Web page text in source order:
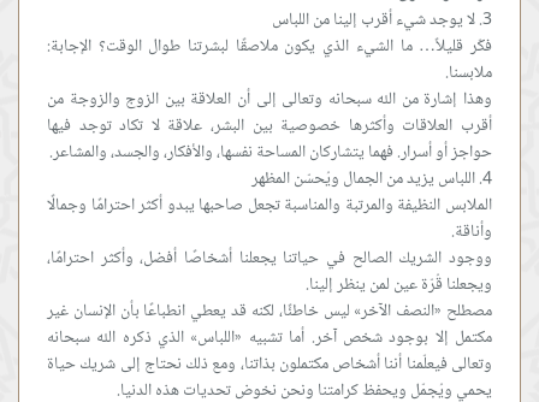
فكّر قليلاً… ما الشيء الذي يكون ملاصقًا لبشرتنا طوال الوقت؟ الإجابة:
وهذا إشارة من الله سبحانه وتعالى إلى أن العلاقة بين الزوج والزوجة من
أقرب العلاقات وأكثرها خصوصية بين البشر، علاقة لا تكاد توجد فيها
الملابس النظيفة والمرتبة والمناسبة تجعل صاحبها يبدو أكثر احترامًا وجمالًا
ووجود الشريك الصالح في حياتنا يجعلنا أشخاصًا أفضل، وأكثر احترامًا،
مصطلح «النصف الآخر» ليس خاطئًا، لكنه قد يعطي انطباعًا بأن الإنسان غير
مكتمل إلا بوجود شخص آخر. أما تشبيه «اللباس» الذي ذكره الله سبحانه
وتعالى فيعلّمنا أننا أشخاص مكتملون بذاتنا، ومع ذلك نحتاج إلى شريك حياة